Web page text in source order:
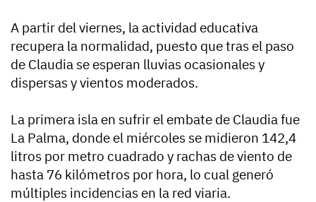
A partir del viernes, la actividad educativa
recupera la normalidad, puesto que tras el paso
de Claudia se esperan lluvias ocasionales y
dispersas y vientos moderados.
La primera isla en sufrir el embate de Claudia fue
La Palma, donde el miércoles se midieron 142,4
litros por metro cuadrado y rachas de viento de
hasta 76 kilómetros por hora, lo cual generó
múltiples incidencias en la red viaria.